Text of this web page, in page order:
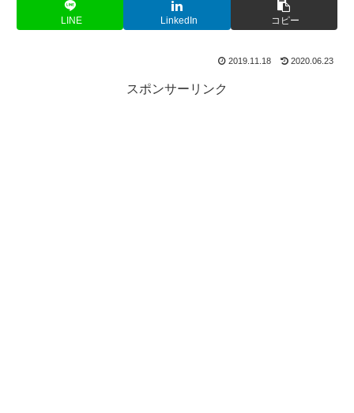
LINE LinkedIn コピー
2019.11.18 2020.06.23
スポンサーリンク